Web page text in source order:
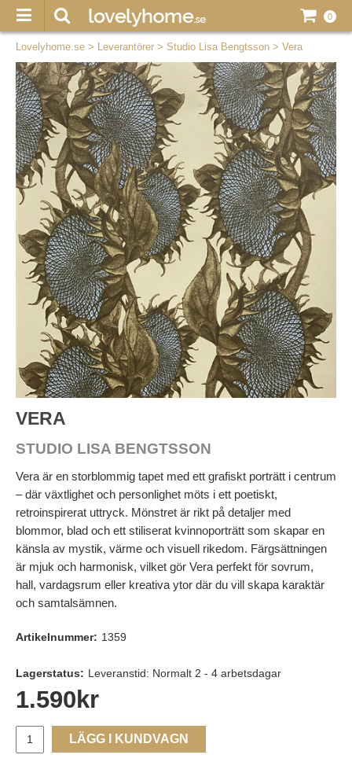
0
Lovelyhome.se > Leverantörer > Studio Lisa Bengtsson > Vera
VERA
STUDIO LISA BENGTSSON
Vera är en storblommig tapet med ett grafiskt porträtt i centrum
– där växtlighet och personlighet möts i ett poetiskt,
retroinspirerat uttryck. Mönstret är rikt på detaljer med
blommor, blad och ett stiliserat kvinnoporträtt som skapar en
känsla av mystik, värme och visuell rikedom. Färgsättningen
är mjuk och harmonisk, vilket gör Vera perfekt för sovrum,
hall, vardagsrum eller kreativa ytor där du vill skapa karaktär
och samtalsämnen.
Artikelnummer: 1359
Lagerstatus: Leveranstid: Normalt 2 - 4 arbetsdagar
1.590kr
LÄGG I KUNDVAGN